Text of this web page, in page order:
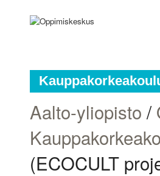
Aalto-yliopisto /
(ECOCULT